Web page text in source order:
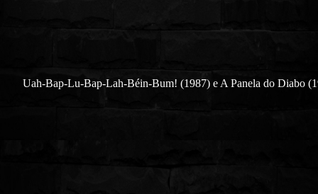
Uah-Bap-Lu-Bap-Lah-Béin-Bum! (1987) e A Panela do Diabo